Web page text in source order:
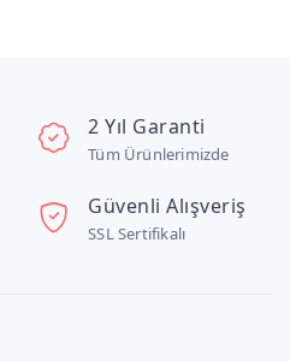
2 Yıl Garanti
Tüm Ürünlerimizde
Güvenli Alışveriş
SSL Sertifikalı